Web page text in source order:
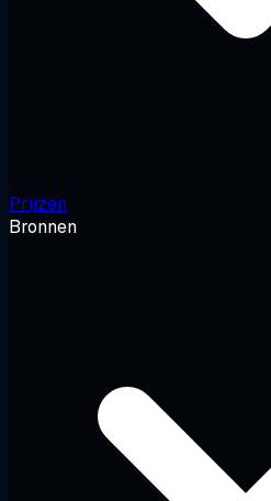
Prijzen
Bronnen